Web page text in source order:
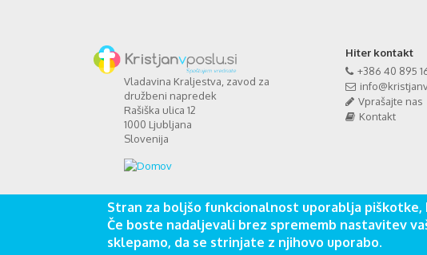
Vladavina Kraljestva, zavod za
družbeni napredek
Rašiška ulica 12
1000 Ljubljana
Slovenija
Hiter kontakt
+386 40 895
Vprašajte nas
Kontakt
Vladavina kraljestva, zavod za
Stran za boljšo funkcionalnost uporablja piškotke,
Če boste nadaljevali brez sprememb nastavitev
sklepamo, da se strinjate z njihovo uporabo.